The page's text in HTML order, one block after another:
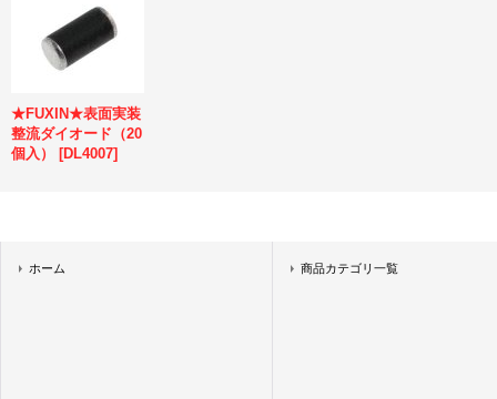
★FUXIN★表面実装
整流ダイオード（20
個入）
[DL4007]
ホーム 商品カテゴリ一覧